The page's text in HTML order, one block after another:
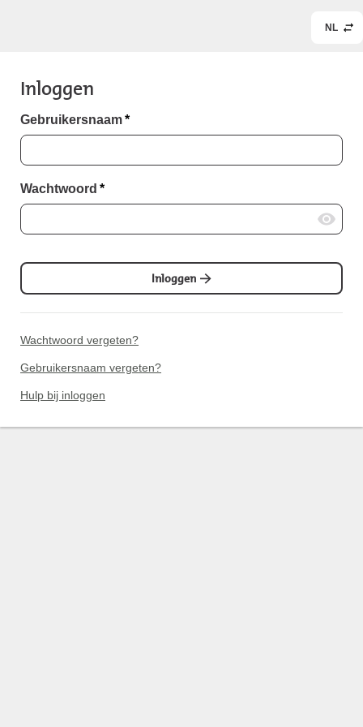
NL
Inloggen
Gebruikersnaam*
Wachtwoord *
Inloggen
Wachtwoord vergeten?
Gebruikersnaam vergeten?
Hulp bij inloggen